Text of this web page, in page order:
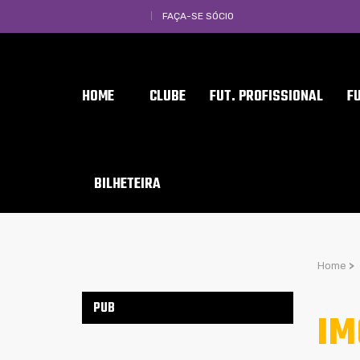
FAÇA-SE SÓCIO
HOME CLUBE FUT. PROFISSIONAL
BILHETEIRA
Home >
PUB